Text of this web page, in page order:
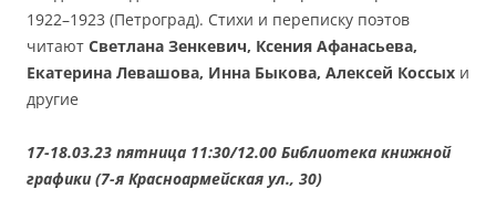
1922–1923 (Петроград). Стихи и переписку поэтов
читают Светлана Зенкевич, Ксения Афанасьева,
Екатерина Левашова, Инна Быкова, Алексей Коссых и
другие
17-18.03.23 пятница 11:30/12.00 Библиотека книжной
графики (7-я Красноармейская ул., 30)